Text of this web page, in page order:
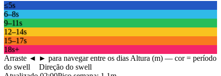
≤5s
6–8s
9–11s
12–14s
15–17s
18s+
Arraste ◄ ► para navegar entre os dias Altura (m) — cor = período
do swell
Direção do swell